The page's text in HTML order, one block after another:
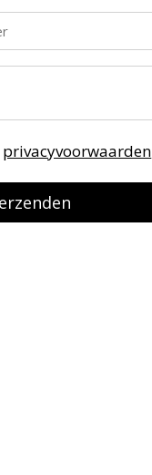
privacyvoorwaarden